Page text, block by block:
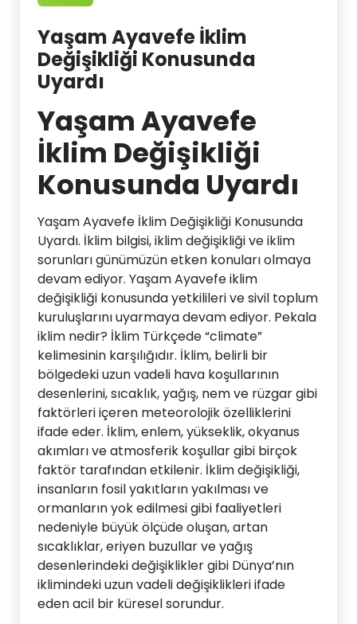
Yaşam Ayavefe İklim
Değişikliği Konusunda
Uyardı
Yaşam Ayavefe
İklim Değişikliği
Konusunda Uyardı
Yaşam Ayavefe İklim Değişikliği Konusunda
Uyardı. İklim bilgisi, iklim değişikliği ve iklim
sorunları günümüzün etken konuları olmaya
devam ediyor. Yaşam Ayavefe iklim
değişikliği konusunda yetkilileri ve sivil toplum
kuruluşlarını uyarmaya devam ediyor. Pekala
iklim nedir? İklim Türkçede “climate”
kelimesinin karşılığıdır. İklim, belirli bir
bölgedeki uzun vadeli hava koşullarının
desenlerini, sıcaklık, yağış, nem ve rüzgar gibi
faktörleri içeren meteorolojik özelliklerini
ifade eder. İklim, enlem, yükseklik, okyanus
akımları ve atmosferik koşullar gibi birçok
faktör tarafından etkilenir. İklim değişikliği,
insanların fosil yakıtların yakılması ve
ormanların yok edilmesi gibi faaliyetleri
nedeniyle büyük ölçüde oluşan, artan
sıcaklıklar, eriyen buzullar ve yağış
desenlerindeki değişiklikler gibi Dünya’nın
iklimindeki uzun vadeli değişiklikleri ifade
eden acil bir küresel sorundur.